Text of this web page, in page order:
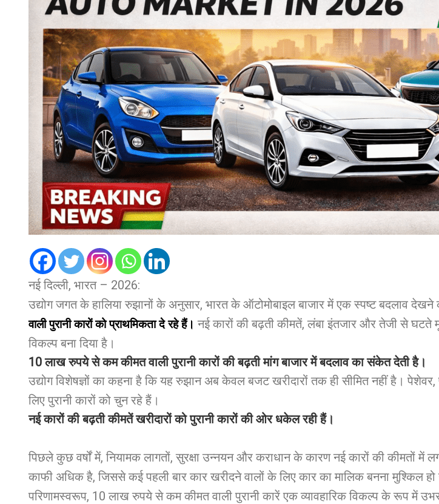
नई दिल्ली, भारत – 2026:
उद्योग जगत के हालिया रुझानों के अनुसार, भारत के ऑटोमोबाइल बाजार में एक स्पष्ट बदलाव देखने
वाली पुरानी कारों को प्राथमिकता दे रहे हैं। नई कारों की बढ़ती कीमतें, लंबा इंतजार और तेजी से घटते
विकल्प बना दिया है।
10 लाख रुपये से कम कीमत वाली पुरानी कारों की बढ़ती मांग बाजार में बदलाव का संकेत देती है।
उद्योग विशेषज्ञों का कहना है कि यह रुझान अब केवल बजट खरीदारों तक ही सीमित नहीं है।
लिए पुरानी कारों को चुन रहे हैं।
नई कारों की बढ़ती कीमतें खरीदारों को पुरानी कारों की ओर धकेल रही हैं।
पिछले कुछ वर्षों में, नियामक लागतों, सुरक्षा उन्नयन और कराधान के कारण नई कारों की कीमतों
काफी अधिक है, जिससे कई पहली बार कार खरीदने वालों के लिए कार का मालिक बनना मुश्किल हो
परिणामस्वरूप, 10 लाख रुपये से कम कीमत वाली पुरानी कारें एक व्यावहारिक विकल्प के रूप में